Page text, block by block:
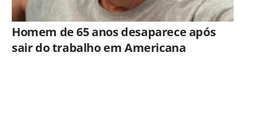
Homem de 65 anos desaparece após
sair do trabalho em Americana